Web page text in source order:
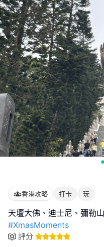
香港攻略 打卡 玩
#XmasMoments
評分